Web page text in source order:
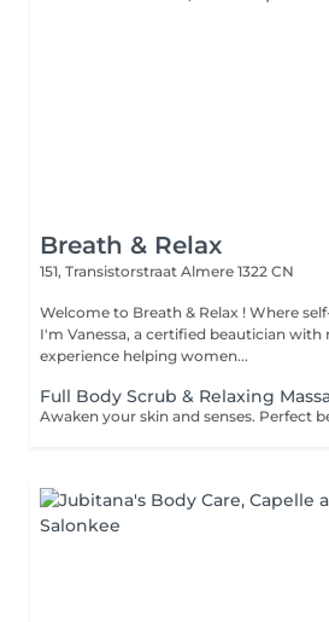
Breath & Relax
151, Transistorstraat Almere 1322 CN
Welcome to Breath & Relax ! Where self-care meets expertise.
I'm Vanessa, a certified beautician with
experience helping women...
Full Body Scrub & Relaxing